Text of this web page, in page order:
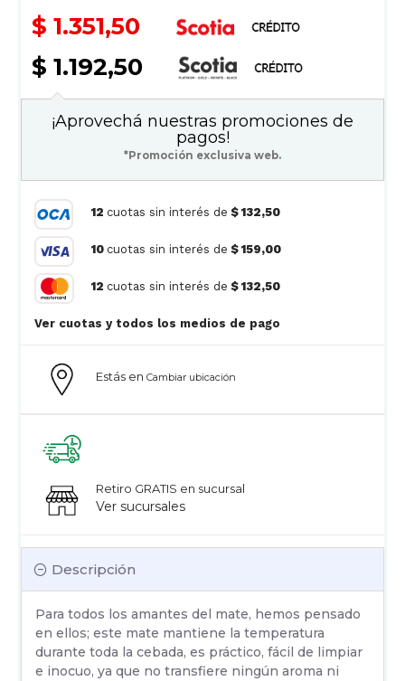
$ 1.351,50
$ 1.192,50
Descripción
Para todos los amantes del mate, hemos pensado
en ellos; este mate mantiene la temperatura
durante toda la cebada, es práctico, fácil de limpiar
e inocuo, ya que no transfiere ningún aroma ni
Estás en Cambiar ubicación
Retiro GRATIS en sucursal
Ver sucursales
¡Aprovechá nuestras promociones de
pagos!
*Promoción exclusiva web.
12 cuotas sin interés de $ 132,50
10 cuotas sin interés de $ 159,00
12 cuotas sin interés de $ 132,50
Ver cuotas y todos los medios de pago